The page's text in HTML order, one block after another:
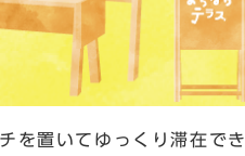
置いてゆっくり滞在で